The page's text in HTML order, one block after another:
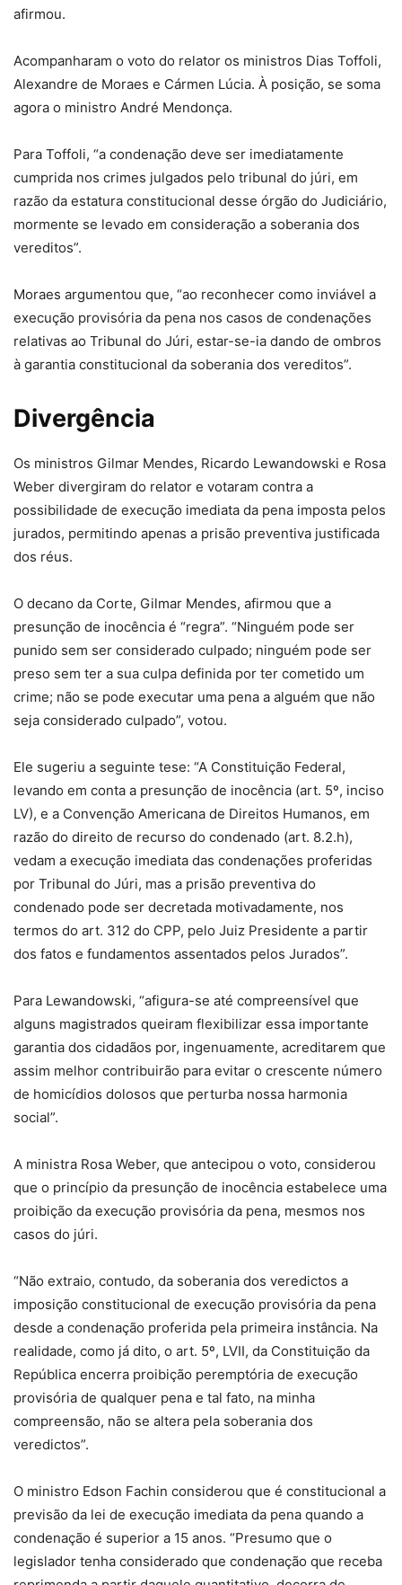
afirmou.
Acompanharam o voto do relator os ministros Dias Toffoli,
Alexandre de Moraes e Cármen Lúcia. À posição, se soma
agora o ministro André Mendonça.
Para Toffoli, “a condenação deve ser imediatamente
cumprida nos crimes julgados pelo tribunal do júri, em
razão da estatura constitucional desse órgão do Judiciário,
mormente se levado em consideração a soberania dos
vereditos”.
Moraes argumentou que, “ao reconhecer como inviável a
execução provisória da pena nos casos de condenações
relativas ao Tribunal do Júri, estar-se-ia dando de ombros
à garantia constitucional da soberania dos vereditos”.
Divergência
Os ministros Gilmar Mendes, Ricardo Lewandowski e Rosa
Weber divergiram do relator e votaram contra a
possibilidade de execução imediata da pena imposta pelos
jurados, permitindo apenas a prisão preventiva justificada
dos réus.
O decano da Corte, Gilmar Mendes, afirmou que a
presunção de inocência é “regra”. “Ninguém pode ser
punido sem ser considerado culpado; ninguém pode ser
preso sem ter a sua culpa definida por ter cometido um
crime; não se pode executar uma pena a alguém que não
seja considerado culpado”, votou.
Ele sugeriu a seguinte tese: “A Constituição Federal,
levando em conta a presunção de inocência (art. 5º, inciso
LV), e a Convenção Americana de Direitos Humanos, em
razão do direito de recurso do condenado (art. 8.2.h),
vedam a execução imediata das condenações proferidas
por Tribunal do Júri, mas a prisão preventiva do
condenado pode ser decretada motivadamente, nos
termos do art. 312 do CPP, pelo Juiz Presidente a partir
dos fatos e fundamentos assentados pelos Jurados”.
Para Lewandowski, “afigura-se até compreensível que
alguns magistrados queiram flexibilizar essa importante
garantia dos cidadãos por, ingenuamente, acreditarem que
assim melhor contribuirão para evitar o crescente número
de homicídios dolosos que perturba nossa harmonia
social”.
A ministra Rosa Weber, que antecipou o voto, considerou
que o princípio da presunção de inocência estabelece uma
proibição da execução provisória da pena, mesmos nos
casos do júri.
“Não extraio, contudo, da soberania dos veredictos a
imposição constitucional de execução provisória da pena
desde a condenação proferida pela primeira instância. Na
realidade, como já dito, o art. 5º, LVII, da Constituição da
República encerra proibição peremptória de execução
provisória de qualquer pena e tal fato, na minha
compreensão, não se altera pela soberania dos
veredictos”.
O ministro Edson Fachin considerou que é constitucional a
previsão da lei de execução imediata da pena quando a
condenação é superior a 15 anos. “Presumo que o
legislador tenha considerado que condenação que receba